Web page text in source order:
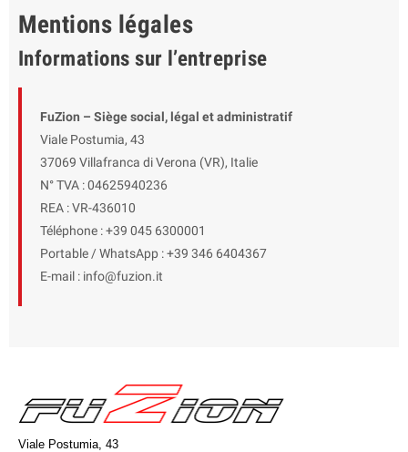
Mentions légales
Informations sur l’entreprise
FuZion – Siège social, légal et administratif
Viale Postumia, 43
37069 Villafranca di Verona (VR), Italie
N° TVA : 04625940236
REA : VR-436010
Téléphone : +39 045 6300001
Portable / WhatsApp : +39 346 6404367
E-mail : info@fuzion.it
Viale Postumia, 43